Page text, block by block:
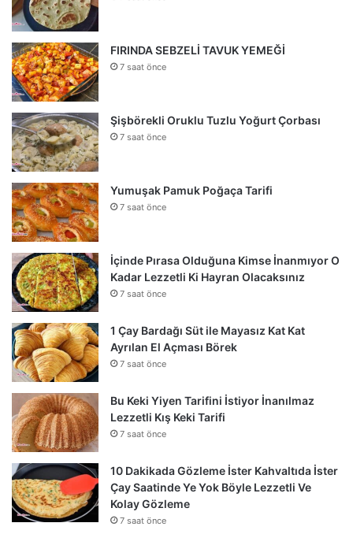
FIRINDA SEBZELİ TAVUK YEMEĞİ
7 saat önce
Şişbörekli Oruklu Tuzlu Yoğurt Çorbası
7 saat önce
Yumuşak Pamuk Poğaça Tarifi
7 saat önce
İçinde Pırasa Olduğuna Kimse İnanmıyor O
Kadar Lezzetli Ki Hayran Olacaksınız
7 saat önce
1 Çay Bardağı Süt ile Mayasız Kat Kat
Ayrılan El Açması Börek
7 saat önce
Bu Keki Yiyen Tarifini İstiyor İnanılmaz
Lezzetli Kış Keki Tarifi
7 saat önce
10 Dakikada Gözleme İster Kahvaltıda İster
Çay Saatinde Ye Yok Böyle Lezzetli Ve
Kolay Gözleme
7 saat önce